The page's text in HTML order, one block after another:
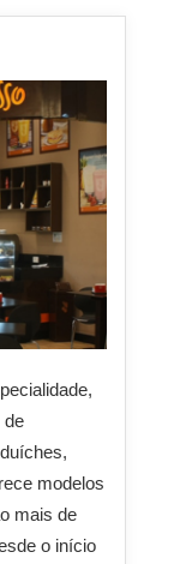
de
modelos
mais de
o início